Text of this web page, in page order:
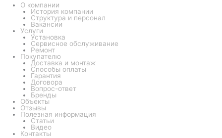
О компании
История компании
Структура и персонал
Вакансии
Услуги
Установка
Сервисное обслуживание
Ремонт
Покупателю
Доставка и монтаж
Способы оплаты
Гарантия
Договора
Вопрос-ответ
Бренды
Объекты
Отзывы
Полезная информация
Статьи
Видео
Контакты